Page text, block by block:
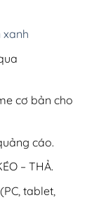
xanh
cơ bản cho
cáo.
– THẢ.
tablet,